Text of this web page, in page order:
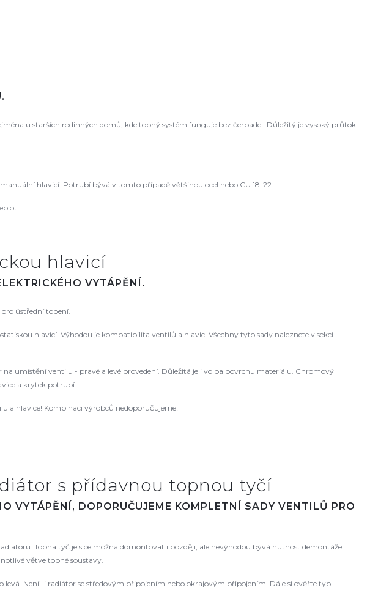
u starších rodinných domů, kde topný systém funguje bez čerpadel. Důležitý je vysoký průtok
hlavicí. Potrubí bývá v tomto případě většinou ocel nebo CU 18-22.
hlavicí
VYTÁPĚNÍ.
ústřední topení.
hlavicí. Výhodou je kompatibilita ventilů a hlavic. Všechny tyto sady naleznete v sekci
umístění ventilu - pravé a levé provedení. Důležitá je i volba povrchu materiálu. Chromový
a krytek potrubí.
a hlavice! Kombinaci výrobců nedoporučujeme!
s přídavnou topnou tyčí
VYTÁPĚNÍ, DOPORUČUJEME KOMPLETNÍ SADY VENTILŮ PRO
Topná tyč je sice možná domontovat i později, ale nevýhodou bývá nutnost demontáže
větve topné soustavy.
Není-li radiátor se středovým připojením nebo okrajovým připojením. Dále si ověřte typ